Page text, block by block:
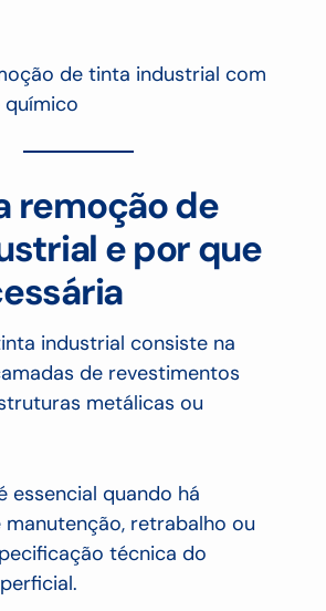
de tinta industrial com
remoção de
e por que
industrial consiste na
de revestimentos
metálicas ou
essencial quando há
manutenção, retrabalho ou
técnica do